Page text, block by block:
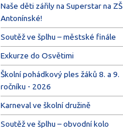
Naše děti zářily na Superstar na ZŠ
Antonínské!
Soutěž ve šplhu – městské finále
Exkurze do Osvětimi
Školní pohádkový ples žáků 8. a 9.
ročníku - 2026
Karneval ve školní družině
Soutěž ve šplhu – obvodní kolo